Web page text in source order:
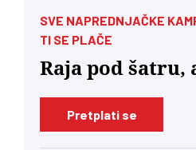
SVE NAPREDNJAČKE
TI SE PLAČE
Raja pod šatru,
Pretplati se